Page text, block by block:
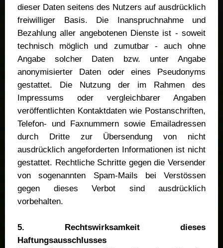
dieser Daten seitens des Nutzers auf ausdrücklich
freiwilliger Basis. Die Inanspruchnahme und
Bezahlung aller angebotenen Dienste ist - soweit
technisch möglich und zumutbar - auch ohne
Angabe solcher Daten bzw. unter Angabe
anonymisierter Daten oder eines Pseudonyms
gestattet. Die Nutzung der im Rahmen des
Impressums oder vergleichbarer Angaben
veröffentlichten Kontaktdaten wie Postanschriften,
Telefon- und Faxnummern sowie Emailadressen
durch Dritte zur Übersendung von nicht
ausdrücklich angeforderten Informationen ist nicht
gestattet. Rechtliche Schritte gegen die Versender
von sogenannten Spam-Mails bei Verstössen
gegen dieses Verbot sind ausdrücklich
vorbehalten.
5. Rechtswirksamkeit dieses
Haftungsausschlusses